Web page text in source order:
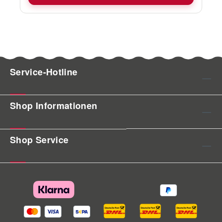
Arbeitserleichterung.
Service-Hotline
Shop Informationen
Shop Service